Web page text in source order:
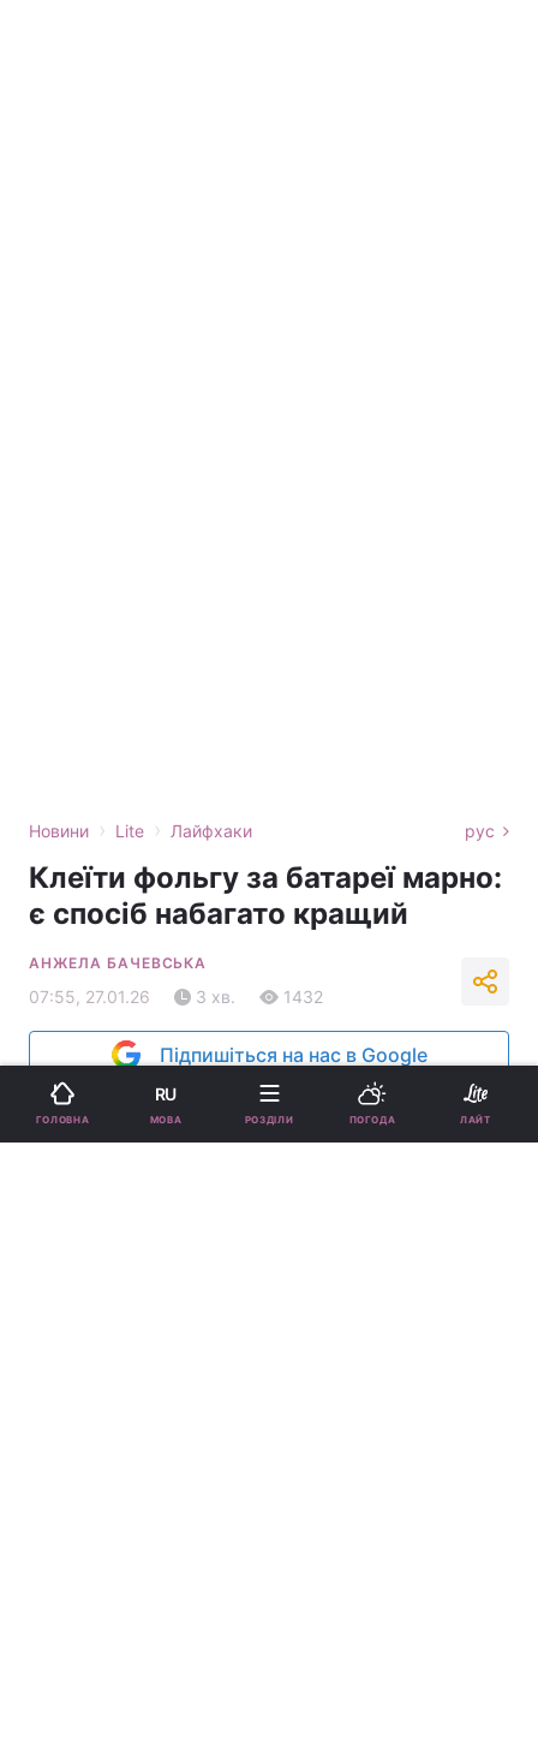
Новини › Lite › Лайфхаки рус
Клеїти фольгу за батареї марно:
є спосіб набагато кращий
АНЖЕЛА БАЧЕВСЬКА
07:55, 27.01.26 3 хв. 1432
Підпишіться на нас в Google
ГОЛОВНА
RU
МОВА РОЗДІЛИ ПОГОДА ЛАЙТ